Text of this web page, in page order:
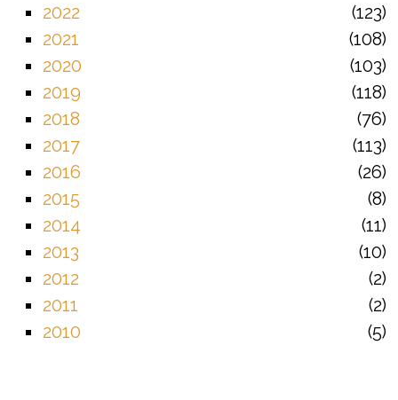
2022
123
2021
108
2020
103
2019
118
2018
76
2017
113
2016
26
2015
8
2014
11
2013
10
2012
2
2011
2
2010
5